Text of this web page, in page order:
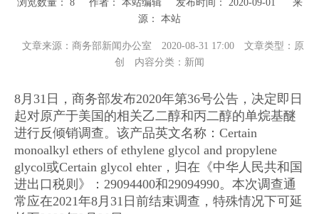
浏览数量： 8作者： 本站编辑 发布时间： 2020-09-01 来
源： 本站
["wechat","weibo","qzone","douban","email"]
文章来源： 商务部新闻办公室 2020-08-31 17:00
文章类型：原
创
内容分类：新闻
8月31日，商务部发布2020年第36号公告，决定即日
起对原产于美国的相关乙二醇和丙二醇的单烷基醚
进行反倾销调查。该产品英文名称：Certain
monoalkyl ethers of ethylene glycol and propylene
glycol或Certain glycol ehter，归在《中华人民共和国
进出口税则》：29094400和29094990。本次调查通
常应在2021年8月31日前结束调查，特殊情况下可延